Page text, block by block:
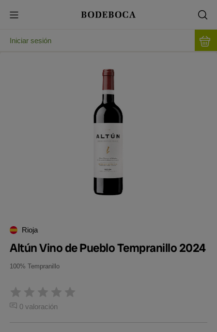
Iniciar sesión
Rioja
Altún Vino de Pueblo Tempranillo 2024
100% Tempranillo
0 valoración